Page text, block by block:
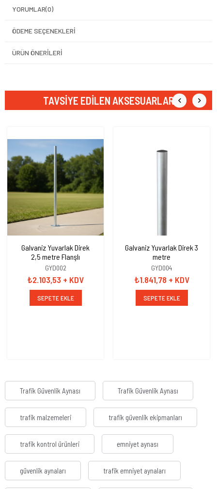
YORUMLAR(0)
ÖDEME SEÇENEKLERI
ÜRÜN ÖNERILERI
TAVSIYE EDILEN AKSESUARLAR
Galvaniz Yuvarlak Direk
2,5 metre Flanşlı
GYD002
₺2.103,53 + KDV
SEPETE EKLE
Galvaniz Yuvarlak Direk 3
metre
GYD004
₺1.841,78 + KDV
SEPETE EKLE
Trafik Güvenlik Aynası Trafik Güvenlik Aynası
trafik malzemeleri trafik güvenlik ekipmanları
trafik kontrol ürünleri emniyet aynası
güvenlik aynaları trafik emniyet aynaları